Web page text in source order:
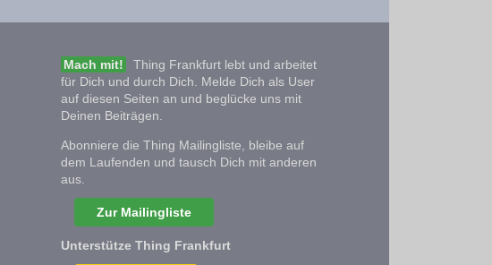
Mach mit!
Thing Frankfurt lebt und arbeitet
für Dich und durch Dich. Melde Dich als User
auf diesen Seiten an und beglücke uns mit
Deinen Beiträgen.
Abonniere die Thing Mailingliste, bleibe auf
dem Laufenden und tausch Dich mit anderen
aus.
Zur Mailingliste
Unterstütze Thing Frankfurt